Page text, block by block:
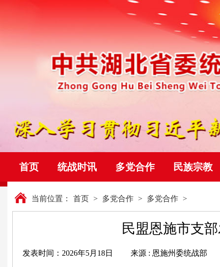
首页 统战时讯 多党合作 民族宗教
当前位置： 首页 > 多党合作 > 多党合作 >
民盟恩施市支
发表时间：2026年5月18日 来源 : 恩施州委统战部